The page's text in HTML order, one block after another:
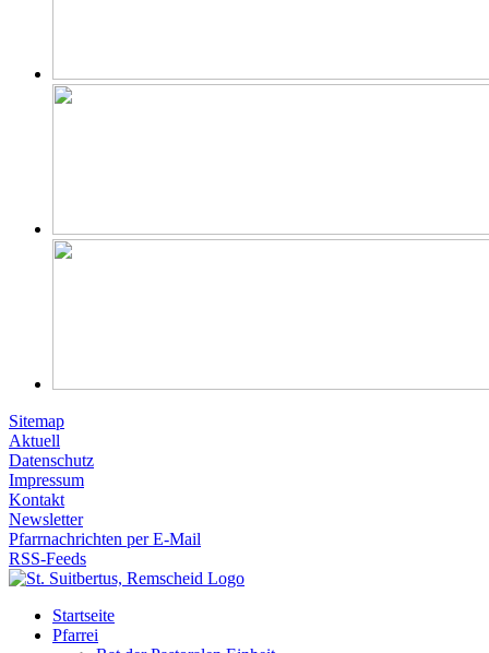
Sitemap
Aktuell
Datenschutz
Impressum
Kontakt
Newsletter
Pfarrnachrichten per E-Mail
RSS-Feeds
Startseite
Pfarrei